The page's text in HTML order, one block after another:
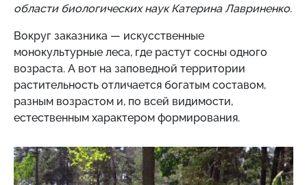
области биологических наук Катерина Лавриненко.
Вокруг заказника — искусственные
монокультурные леса, где растут сосны одного
возраста. А вот на заповедной территории
растительность отличается богатым составом,
разным возрастом и, по всей видимости,
естественным характером формирования.